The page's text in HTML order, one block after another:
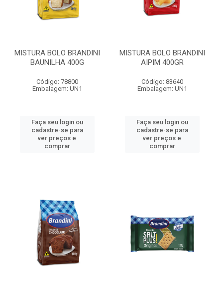
MISTURA BOLO BRANDINI
BAUNILHA 400G
Código: 78800
Embalagem: UN1
Faça seu login ou
cadastre-se para
ver preços e
comprar
MISTURA BOLO BRANDINI
AIPIM 400GR
Código: 83640
Embalagem: UN1
Faça seu login ou
cadastre-se para
ver preços e
comprar